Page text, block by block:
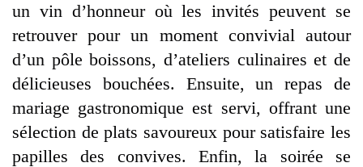
un vin d’honneur où les invités peuvent se
retrouver pour un moment convivial autour
d’un pôle boissons, d’ateliers culinaires et de
délicieuses bouchées. Ensuite, un repas de
mariage gastronomique est servi, offrant une
sélection de plats savoureux pour satisfaire les
papilles des convives. Enfin, la soirée se